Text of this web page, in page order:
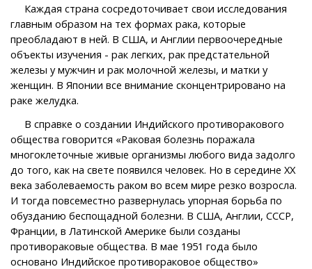
Каждая страна сосредоточивает свои исследования
главным образом на тех формах рака, которые
преобладают в ней. В США, и Англии первоочередные
объекты изучения - рак легких, рак предстательной
железы у мужчин и рак молочной железы, и матки у
женщин. В Японии все внимание сконцентрировано на
раке желудка.
В справке о создании Индийского противоракового
общества говорится «Раковая болезнь поражала
многоклеточные живые организмы любого вида задолго
до того, как на свете появился человек. Но в середине XX
века заболеваемость раком во всем мире резко возросла.
И тогда повсеместно развернулась упорная борьба по
обузданию беспощадной болезни. В США, Англии, СССР,
Франции, в Латинской Америке были созданы
противораковые общества. В мае 1951 года было
основано Индийское противораковое общество»